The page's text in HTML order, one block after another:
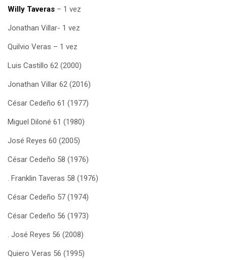
Willy Taveras – 1 vez
Jonathan Villar- 1 vez
Quilvio Veras – 1 vez
Luis Castillo 62 (2000)
Jonathan Villar 62 (2016)
César Cedeño 61 (1977)
Miguel Diloné 61 (1980)
José Reyes 60 (2005)
César Cedeño 58 (1976)
. Franklin Taveras 58 (1976)
César Cedeño 57 (1974)
César Cedeño 56 (1973)
. José Reyes 56 (2008)
Quiero Veras 56 (1995)